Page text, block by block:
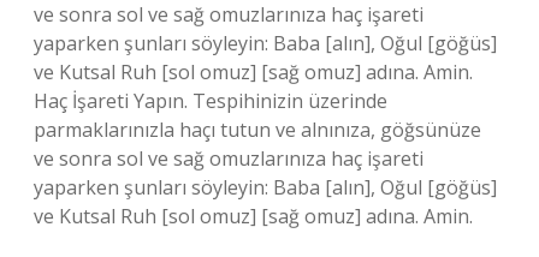
ve sonra sol ve sağ omuzlarınıza haç işareti
yaparken şunları söyleyin: Baba [alın], Oğul [göğüs]
ve Kutsal Ruh [sol omuz] [sağ omuz] adına. Amin.
Haç İşareti Yapın. Tespihinizin üzerinde
parmaklarınızla haçı tutun ve alnınıza, göğsünüze
ve sonra sol ve sağ omuzlarınıza haç işareti
yaparken şunları söyleyin: Baba [alın], Oğul [göğüs]
ve Kutsal Ruh [sol omuz] [sağ omuz] adına. Amin.